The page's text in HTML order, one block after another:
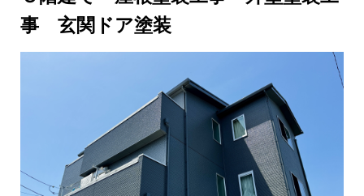
事 玄関ドア塗装